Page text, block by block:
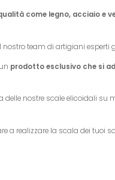
come legno, acciaio e
nostro team di artigiani
prodotto esclusivo che si
delle nostre scale elicoidali
a realizzare la scala dei tuoi